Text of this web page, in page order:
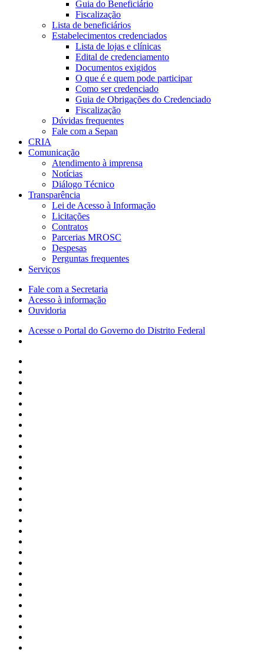
Guia do Beneficiário
Fiscalização
Lista de beneficiários
Estabelecimentos credenciados
Lista de lojas e clínicas
Edital de credenciamento
Documentos exigidos
O que é e quem pode participar
Como ser credenciado
Guia de Obrigações do Credenciado
Fiscalização
Dúvidas frequentes
Fale com a Sepan
CRIA
Comunicação
Atendimento à imprensa
Notícias
Diálogo Técnico
Transparência
Lei de Acesso à Informação
Licitações
Contratos
Parcerias MROSC
Despesas
Perguntas frequentes
Serviços
Fale com a Secretaria
Acesso à informação
Ouvidoria
Acesse o Portal do Governo do Distrito Federal